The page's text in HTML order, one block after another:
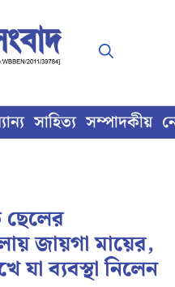
সাহিত্য সম্পাদকীয়
ছেলের
জায়গা মায়ের,
যা ব্যবস্থা নিলেন